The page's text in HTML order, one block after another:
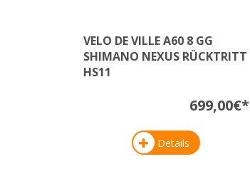
VELO DE VILLE A60 8 GG
SHIMANO NEXUS RÜCKTRITT
HS11
699,00€*
Details